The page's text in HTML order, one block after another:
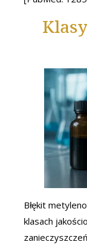
Błękit
klasach